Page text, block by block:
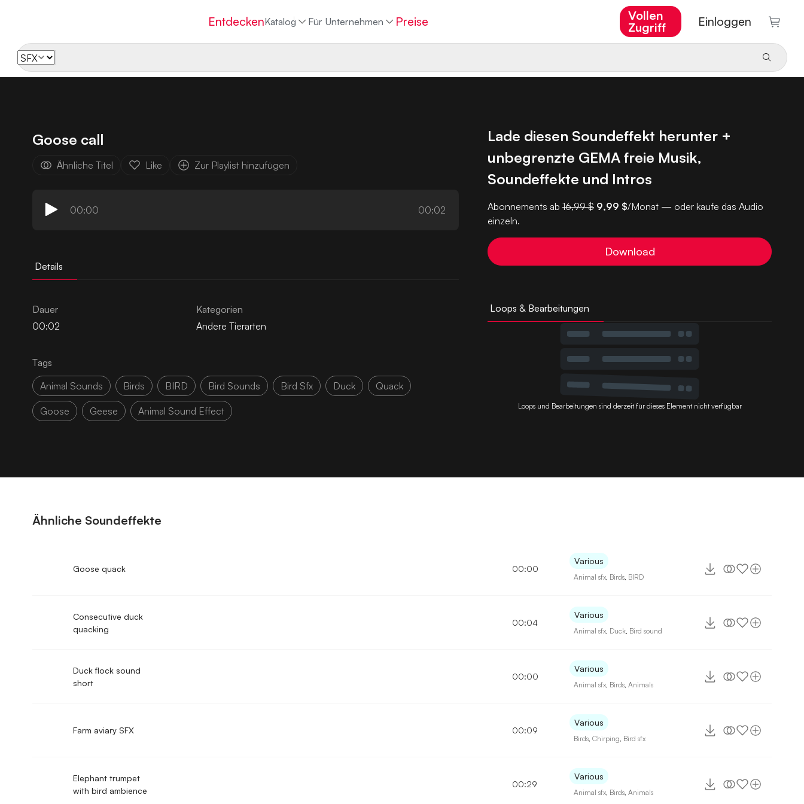
EntdeckenKatalog Für Unternehmen Preise
Vollen
Zugriff
Einloggen
Goose call
Ähnliche Titel Like Zur Playlist hinzufügen
00:00 00:02
Details
Dauer
00:02
Kategorien
Andere Tierarten
Tags
Animal Sounds
Birds BIRD Bird Sounds Bird Sfx Duck Quack
Goose Geese Animal Sound Effect
Lade diesen Soundeffekt herunter +
unbegrenzte GEMA freie Musik,
Soundeffekte und Intros
Abonnements ab16,99 $ 9,99 $/Monat — oder kaufe das Audio
einzeln.
Download
Loops & Bearbeitungen
Loops und Bearbeitungen sind derzeit für dieses Element nicht verfügbar
Ähnliche Soundeffekte
Goose quack 00:00
Various
Animal sfx Birds BIRD
Consecutive duck
quacking
00:04
Various
Animal sfx Duck Bird sound
Duck flock sound
short
00:00
Various
Animal sfx Birds ,Animals
Farm aviary SFX 00:09
Various
Birds ,Chirping Bird sfx
Elephant trumpet
with bird ambience
00:29
Various
Animal sfx Birds ,Animals